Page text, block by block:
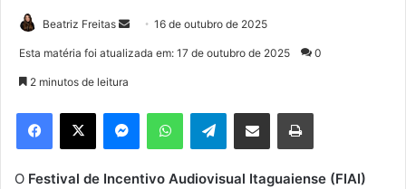
Beatriz Freitas
e
m
e
16 de outubro de 2025
Esta matéria foi atualizada em: 17 de outubro de 2025 0
2 minutos de leitura
Telegram
O Festival de Incentivo Audiovisual Itaguaiense (FIAI)